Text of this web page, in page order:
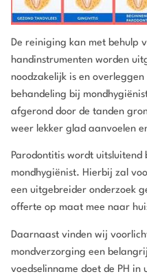
De reiniging kan met behulp
handinstrumenten worden
noodzakelijk is en
behandeling bij
afgerond door de tanden
weer lekker glad aanvoelen
Parodontitis wordt uitsluitend
mondhygiënist. Hierbij zal
een uitgebreider onderzoek
offerte op maat mee naar
Daarnaast vinden wij
mondverzorging een
voedselinname doet de PH in